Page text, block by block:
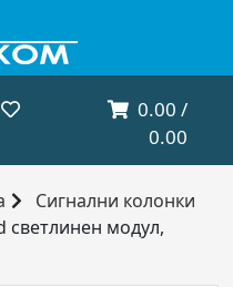
0.00 /
0.00
Сигнални колонки
светлинен модул,